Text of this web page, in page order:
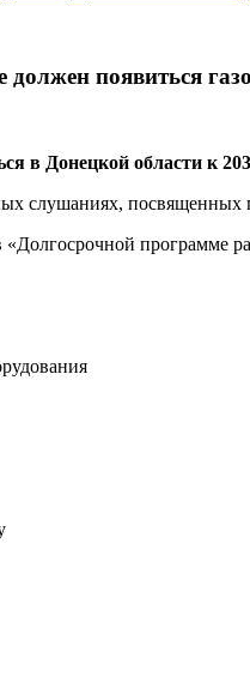
должен появиться
в Донецкой области к
слушаниях, посвященных
программе